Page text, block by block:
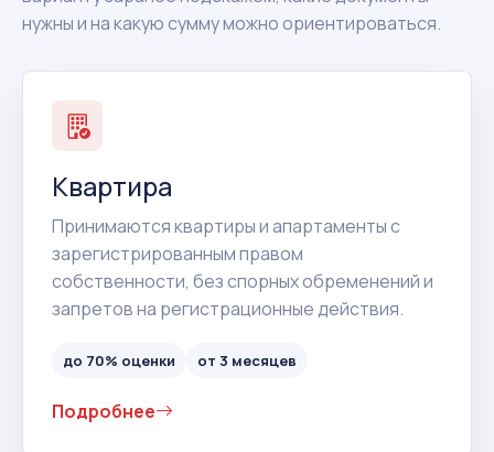
нужны и на какую сумму можно ориентироваться.
Квартира
Принимаются квартиры и апартаменты с
зарегистрированным правом
собственности, без спорных обременений и
запретов на регистрационные действия.
до 70% оценки от 3 месяцев
Подробнее